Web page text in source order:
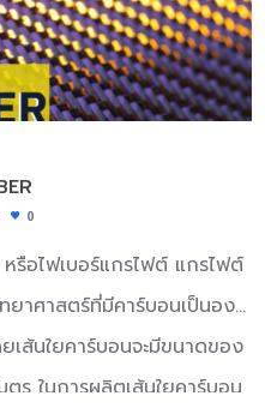
0
รือไฟเบอร์แกรไฟต์ แกรไฟต์
าศาสตร์ที่มีคาร์บอนเป็นองค์
ส้นใยคาร์บอนจะมีขนาดของ
ร ในการผลิตเส้นใยคาร์บอน